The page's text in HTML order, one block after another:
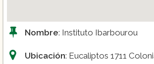
Nombre: Instituto Ibarbourou
Ubicación: Eucaliptos 1711